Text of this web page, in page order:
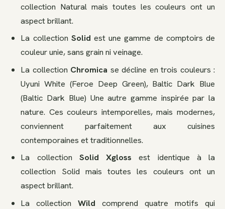
collection Natural mais toutes les couleurs ont un
aspect brillant.
La collection Solid est une gamme de comptoirs de
couleur unie, sans grain ni veinage.
La collection Chromica se décline en trois couleurs :
Uyuni White (Feroe Deep Green), Baltic Dark Blue
(Baltic Dark Blue) Une autre gamme inspirée par la
nature. Ces couleurs intemporelles, mais modernes,
conviennent parfaitement aux cuisines
contemporaines et traditionnelles.
La collection Solid Xgloss est identique à la
collection Solid mais toutes les couleurs ont un
aspect brillant.
La collectionWild comprend quatre motifs qui